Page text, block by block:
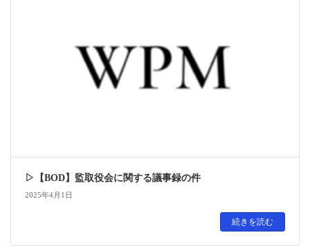
▷【BOD】監取役会に関する議事録の件
2025年4月1日
続きを読む